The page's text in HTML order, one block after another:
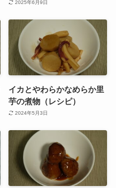
2025年6月9日
イカとやわらかなめらか里
芋の煮物（レシピ）
2024年5月3日